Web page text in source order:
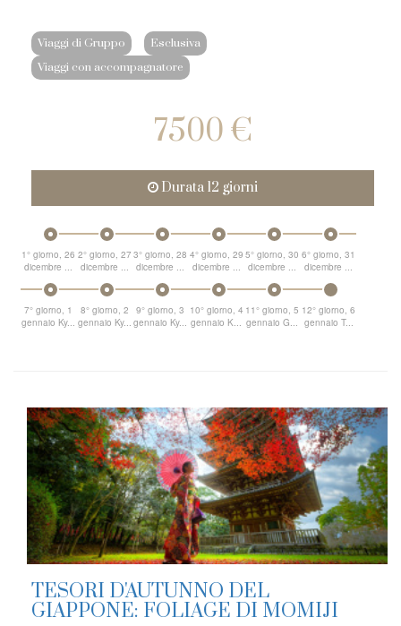
Viaggi di Gruppo
Esclusiva
Viaggi con accompagnatore
7500 €
Durata 12 giorni
1° giorno, 26
dicembre ...
2° giorno, 27
dicembre ...
3° giorno, 28
dicembre ...
4° giorno, 29
dicembre ...
5° giorno, 30
dicembre ...
6° giorno, 31
dicembre ...
7° giorno, 1
gennaio Ky...
8° giorno, 2
gennaio Ky...
9° giorno, 3
gennaio Ky...
10° giorno, 4
gennaio K...
11° giorno, 5
gennaio G...
12° giorno, 6
gennaio T...
TESORI D'AUTUNNO DEL
GIAPPONE: FOLIAGE DI MOMIJI